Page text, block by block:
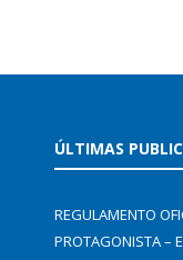
ÚLTIMAS
REGULAMENTO
PROTAGONISTA –